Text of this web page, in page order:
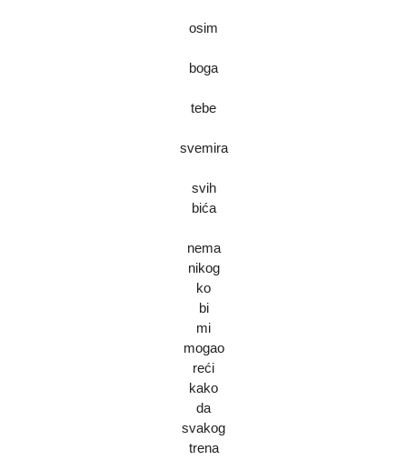
osim
boga
tebe
svemira
svih
bića
nema
nikog
ko
bi
mi
mogao
reći
kako
da
svakog
trena